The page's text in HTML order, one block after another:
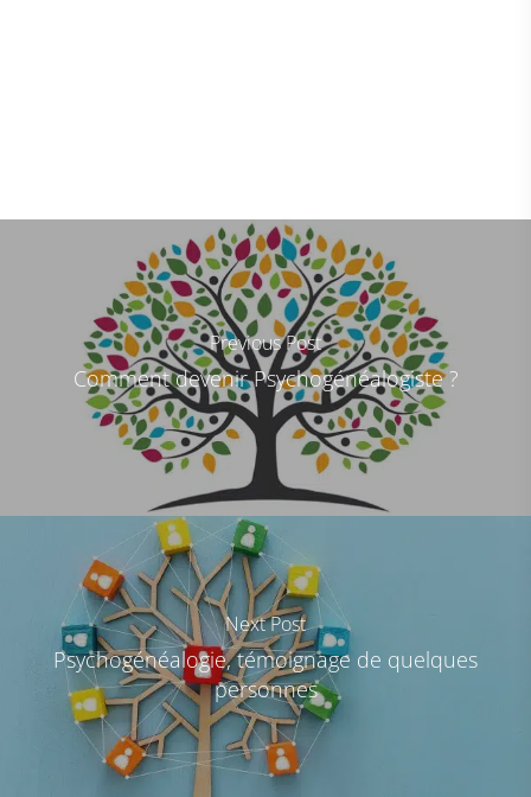
Previous Post
Comment devenir Psychogénéalogiste ?
Next Post
Psychogénéalogie, témoignage de quelques
personnes